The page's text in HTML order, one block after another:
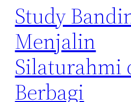
Study
Menjalin
Silaturahmi
Berbagi